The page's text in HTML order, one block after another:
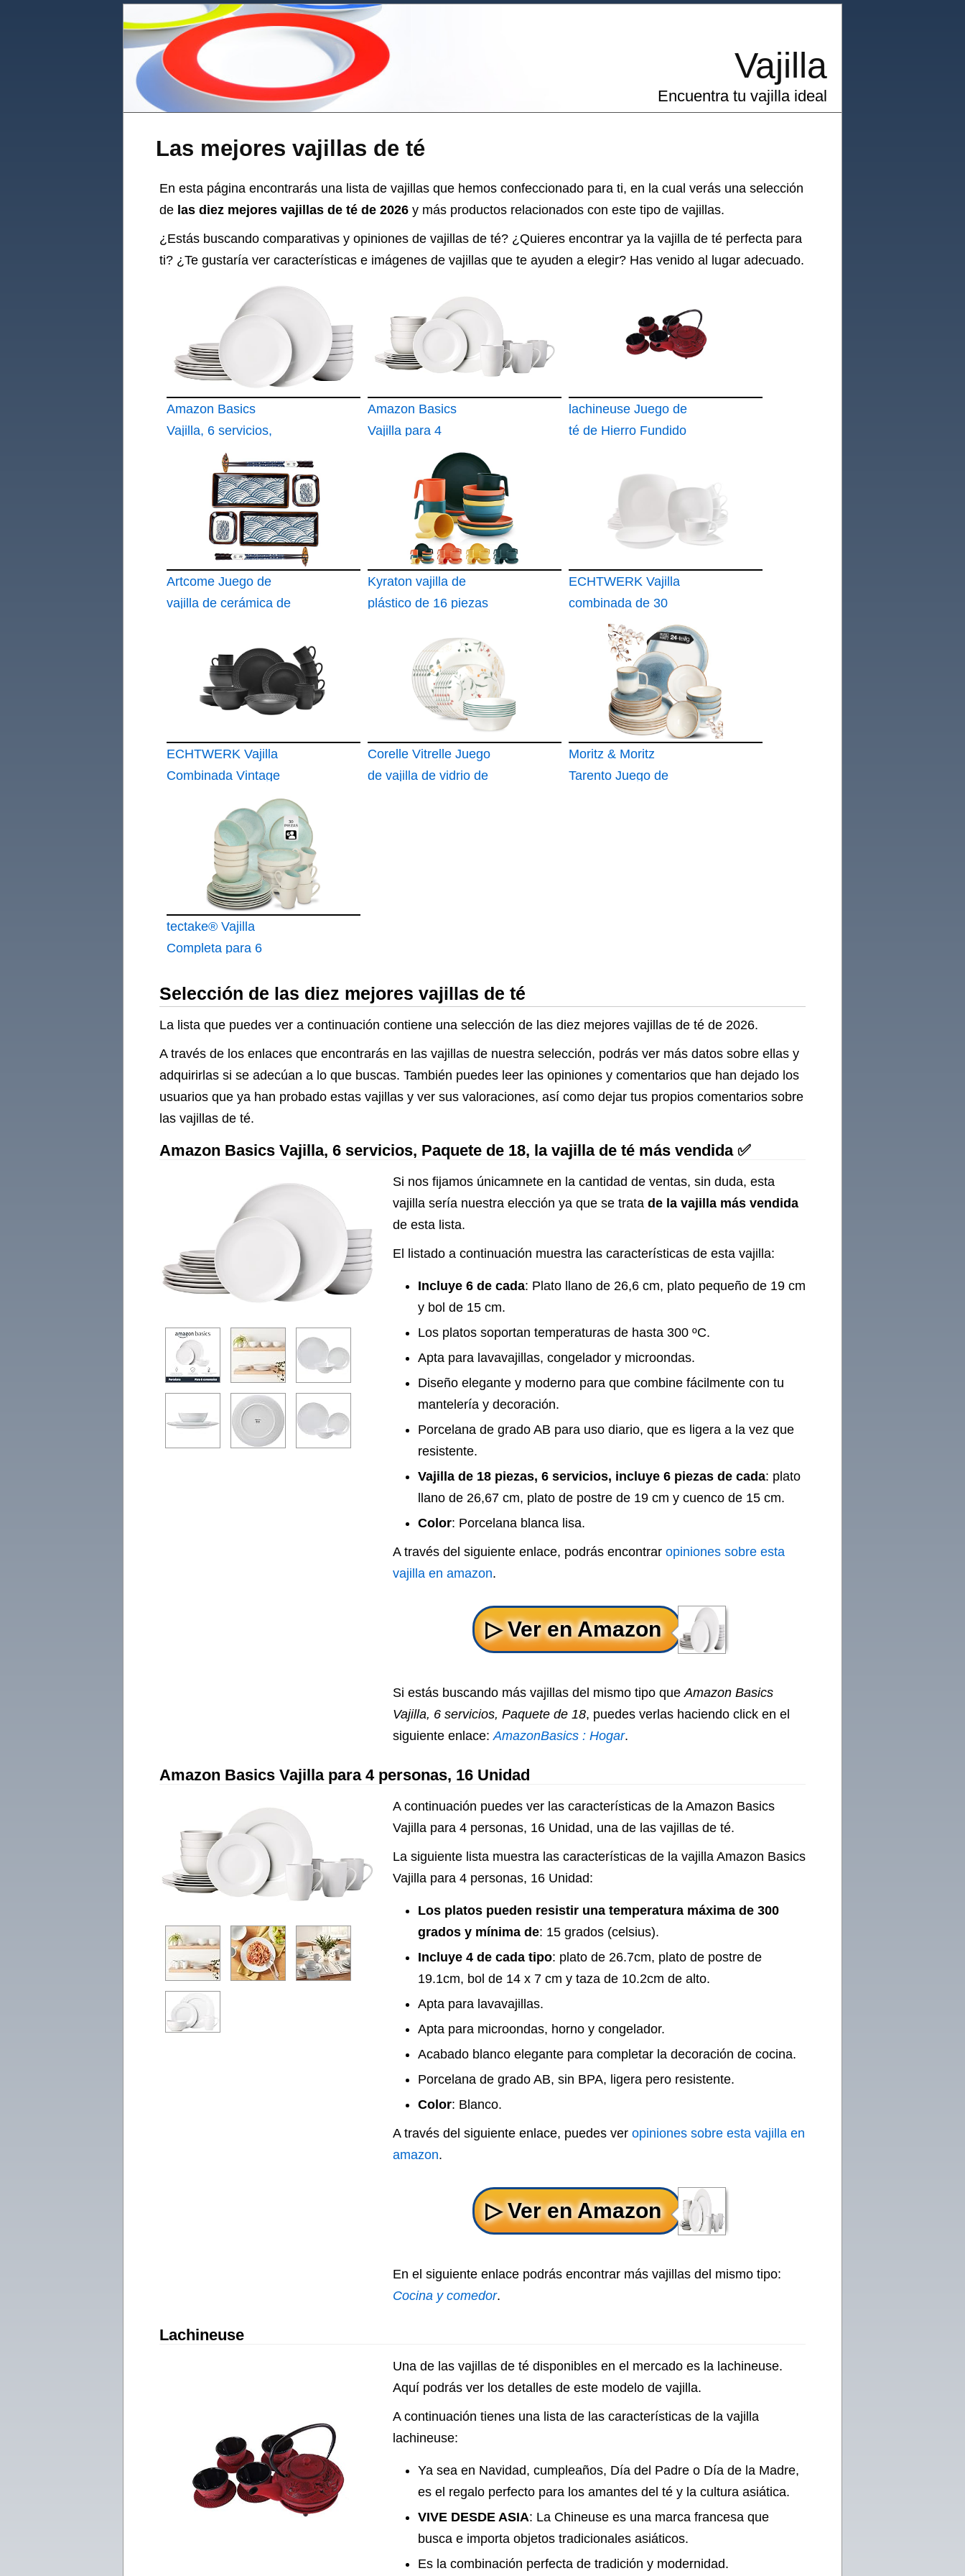
Las mejores vajillas de té
Vajilla
Encuentra tu vajilla ideal
En esta página encontrarás una lista de vajillas que hemos confeccionado para ti, en la cual verás una selección
de las diez mejores vajillas de té de 2026 y más productos relacionados con este tipo de vajillas.
¿Estás buscando comparativas y opiniones de vajillas de té? ¿Quieres encontrar ya la vajilla de té perfecta para
ti? ¿Te gustaría ver características e imágenes de vajillas que te ayuden a elegir? Has venido al lugar adecuado.
Amazon Basics
Vajilla, 6 servicios,
Paquete de 18
Amazon Basics
Vajilla para 4
personas, 16 Unidad
lachineuse Juego de
té de Hierro Fundido
Artcome Juego de
vajilla de cerámica de
japonés de 8 piezas
para inauguración de
la casa de boda
Kyraton vajilla de
plástico de 16 piezas
ECHTWERK Vajilla
combinada de 30
piezas "Classic"
diseño moderno
ECHTWERK Vajilla
Combinada Vintage
Piezas Diseño
Moderno para 6
Personas Gres Con
Platos Llanos
Corelle Vitrelle Juego
de vajilla de vidrio de
Moritz & Moritz
Tarento Juego de
tectake® Vajilla
Completa para 6
Selección de las diez mejores vajillas de té
La lista que puedes ver a continuación contiene una selección de las diez mejores vajillas de té de 2026.
A través de los enlaces que encontrarás en las vajillas de nuestra selección, podrás ver más datos sobre ellas y
adquirirlas si se adecúan a lo que buscas. También puedes leer las opiniones y comentarios que han dejado los
usuarios que ya han probado estas vajillas y ver sus valoraciones, así como dejar tus propios comentarios sobre
las vajillas de té.
Amazon Basics Vajilla, 6 servicios, Paquete de 18, la vajilla de té más vendida ✅
Si nos fijamos únicamnete en la cantidad de ventas, sin duda, esta
vajilla sería nuestra elección ya que se trata de la vajilla más vendida
de esta lista.
El listado a continuación muestra las características de esta vajilla:
Incluye 6 de cada: Plato llano de 26,6 cm, plato pequeño de 19 cm
y bol de 15 cm.
Los platos soportan temperaturas de hasta 300 ºC.
Apta para lavavajillas, congelador y microondas.
Diseño elegante y moderno para que combine fácilmente con tu
mantelería y decoración.
Porcelana de grado AB para uso diario, que es ligera a la vez que
resistente.
Vajilla de 18 piezas, 6 servicios, incluye 6 piezas de cada: plato
llano de 26,67 cm, plato de postre de 19 cm y cuenco de 15 cm.
Color: Porcelana blanca lisa.
A través del siguiente enlace, podrás encontrar opiniones sobre esta
vajilla en amazon.
Si estás buscando más vajillas del mismo tipo queAmazon Basics
Vajilla, 6 servicios, Paquete de 18, puedes verlas haciendo click en el
siguiente enlace:AmazonBasics : Hogar.
Amazon Basics Vajilla para 4 personas, 16 Unidad
A continuación puedes ver las características de la Amazon Basics
Vajilla para 4 personas, 16 Unidad, una de las vajillas de té.
La siguiente lista muestra las características de la vajilla Amazon Basics
Vajilla para 4 personas, 16 Unidad:
Los platos pueden resistir una temperatura máxima de 300
grados y mínima de: 15 grados (celsius).
Incluye 4 de cada tipo: plato de 26.7cm, plato de postre de
19.1cm, bol de 14 x 7 cm y taza de 10.2cm de alto.
Apta para lavavajillas.
Apta para microondas, horno y congelador.
Acabado blanco elegante para completar la decoración de cocina.
Porcelana de grado AB, sin BPA, ligera pero resistente.
Color: Blanco.
A través del siguiente enlace, puedes ver opiniones sobre esta vajilla en
amazon.
En el siguiente enlace podrás encontrar más vajillas del mismo tipo:
Cocina y comedor.
Lachineuse
Una de las vajillas de té disponibles en el mercado es la lachineuse.
Aquí podrás ver los detalles de este modelo de vajilla.
A continuación tienes una lista de las características de la vajilla
lachineuse:
Ya sea en Navidad, cumpleaños, Día del Padre o Día de la Madre,
es el regalo perfecto para los amantes del té y la cultura asiática.
VIVE DESDE ASIA: La Chineuse es una marca francesa que
busca e importa objetos tradicionales asiáticos.
Es la combinación perfecta de tradición y modernidad.